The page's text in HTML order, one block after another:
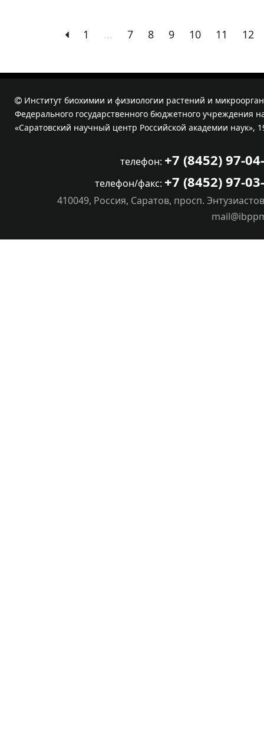
1 ... 7 8 9 10 11 12
Институт биохимии и физиологии растений и
Федерального государственного бюджетного учреждения
«Саратовский научный центр Российской академии наук»,
телефон: +7 (8452) 97-
телефон/факс: +7 (8452) 97-
410049, Россия, Саратов, просп.